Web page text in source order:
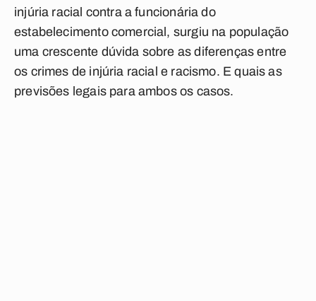
injúria racial contra a funcionária do
estabelecimento comercial, surgiu na população
uma crescente dúvida sobre as diferenças entre
os crimes de injúria racial e racismo. E quais as
previsões legais para ambos os casos.